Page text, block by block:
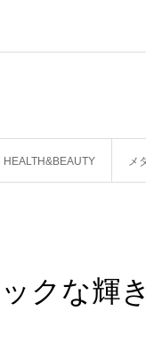
HEALTH&BEAUTY メ
クな輝